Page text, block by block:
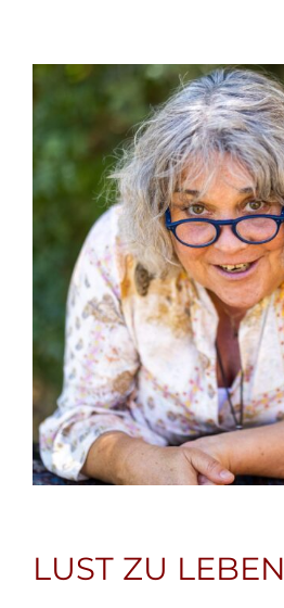
LUST ZU LEBEN